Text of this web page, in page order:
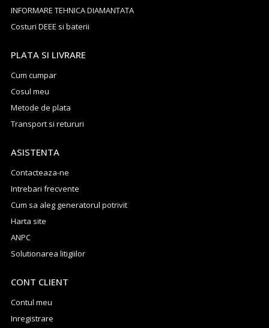
INFORMARE TEHNICA DIAMANTATA
Costuri DEEE si baterii
PLATA SI LIVRARE
Cum cumpar
Cosul meu
Metode de plata
Transport si retururi
ASISTENTA
Contacteaza-ne
Intrebari frecvente
Cum sa aleg generatorul potrivit
Harta site
ANPC
Solutionarea litigiilor
CONT CLIENT
Contul meu
Inregistrare